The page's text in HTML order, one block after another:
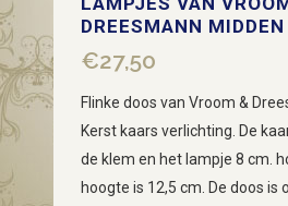
DREESMANN
€27,50
Flinke doos van Vroom &
Kerst kaars verlichting. De
de klem en het lampje 8 cm.
hoogte is 12,5 cm. De doos is